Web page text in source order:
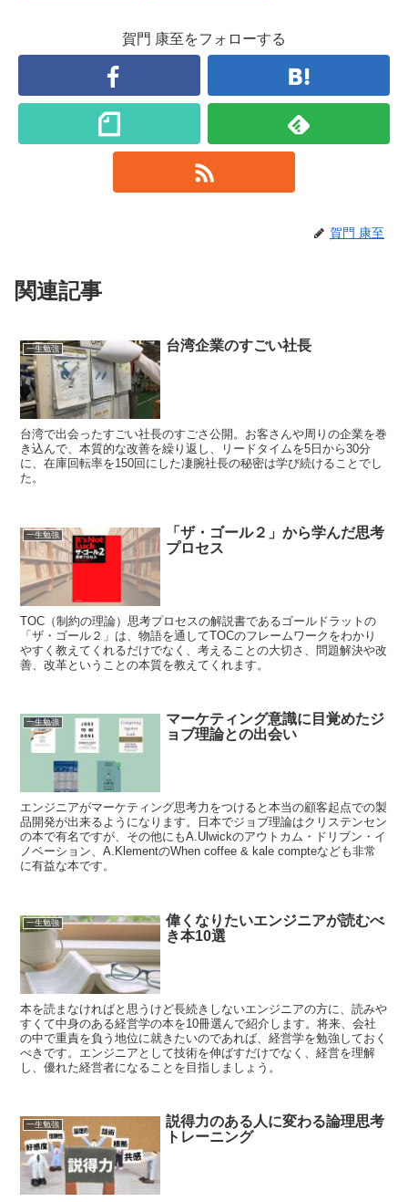
賀門 康至をフォローする
賀門 康至
関連記事
一生勉強 台湾企業のすごい社長
台湾で出会ったすごい社長のすごさ公開。お客さんや周りの企業を巻
き込んで、本質的な改善を繰り返し、リードタイムを5日から30分
に、在庫回転率を150回にした凄腕社長の秘密は学び続けることでし
た。
一生勉強
「ザ・ゴール２」から学んだ思考
プロセス
TOC（制約の理論）思考プロセスの解説書であるゴールドラットの
「ザ・ゴール２」は、物語を通してTOCのフレームワークをわかり
やすく教えてくれるだけでなく、考えることの大切さ、問題解決や改
善、改革ということの本質を教えてくれます。
一生勉強
マーケティング意識に目覚めたジ
ョブ理論との出会い
エンジニアがマーケティング思考力をつけると本当の顧客起点での製
品開発が出来るようになります。日本でジョブ理論はクリステンセン
の本で有名ですが、その他にもA.Ulwickのアウトカム・ドリブン・イ
ノベーション、A.KlementのWhen coffee & kale compteなども非常
に有益な本です。
一生勉強
偉くなりたいエンジニアが読むべ
き本10選
本を読まなければと思うけど長続きしないエンジニアの方に、読みや
すくて中身のある経営学の本を10冊選んで紹介します。将来、会社
の中で重責を負う地位に就きたいのであれば、経営学を勉強しておく
べきです。エンジニアとして技術を伸ばすだけでなく、経営を理解
し、優れた経営者になることを目指しましょう。
一生勉強
説得力のある人に変わる論理思考
トレーニング